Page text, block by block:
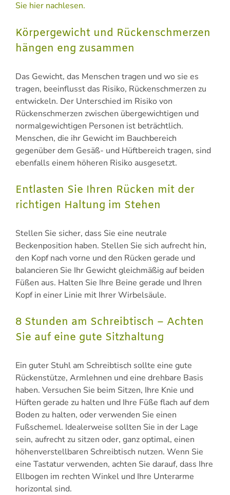
Sie hier nachlesen.
Körpergewicht und Rückenschmerzen
hängen eng zusammen
Das Gewicht, das Menschen tragen und wo sie es
tragen, beeinflusst das Risiko, Rückenschmerzen zu
entwickeln. Der Unterschied im Risiko von
Rückenschmerzen zwischen übergewichtigen und
normalgewichtigen Personen ist beträchtlich.
Menschen, die ihr Gewicht im Bauchbereich
gegenüber dem Gesäß- und Hüftbereich tragen, sind
ebenfalls einem höheren Risiko ausgesetzt.
Entlasten Sie Ihren Rücken mit der
richtigen Haltung im Stehen
Stellen Sie sicher, dass Sie eine neutrale
Beckenposition haben. Stellen Sie sich aufrecht hin,
den Kopf nach vorne und den Rücken gerade und
balancieren Sie Ihr Gewicht gleichmäßig auf beiden
Füßen aus. Halten Sie Ihre Beine gerade und Ihren
Kopf in einer Linie mit Ihrer Wirbelsäule.
8 Stunden am Schreibtisch – Achten
Sie auf eine gute Sitzhaltung
Ein guter Stuhl am Schreibtisch sollte eine gute
Rückenstütze, Armlehnen und eine drehbare Basis
haben. Versuchen Sie beim Sitzen, Ihre Knie und
Hüften gerade zu halten und Ihre Füße flach auf dem
Boden zu halten, oder verwenden Sie einen
Fußschemel. Idealerweise sollten Sie in der Lage
sein, aufrecht zu sitzen oder, ganz optimal, einen
höhenverstellbaren Schreibtisch nutzen. Wenn Sie
eine Tastatur verwenden, achten Sie darauf, dass Ihre
Ellbogen im rechten Winkel und Ihre Unterarme
horizontal sind.